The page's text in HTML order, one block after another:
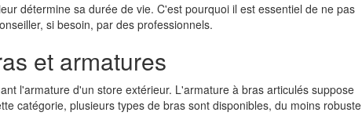
détermine sa durée de vie. C'est pourquoi il est essentiel de ne pas
si besoin, par des professionnels.
et armatures
l'armature d'un store extérieur. L'armature à bras articulés suppose
catégorie, plusieurs types de bras sont disponibles, du moins robuste